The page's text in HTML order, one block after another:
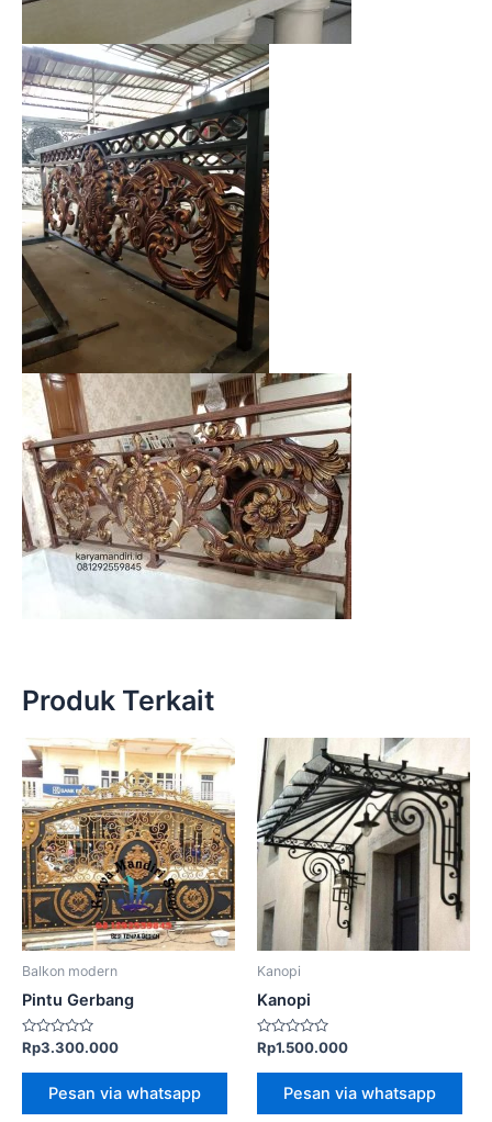
Produk Terkait
Balkon modern
Pintu Gerbang
Dinilai
dari
Rp3.300.000
Pesan via whatsapp
Kanopi
Kanopi
Dinilai
dari
Rp1.500.000
Pesan via whatsapp